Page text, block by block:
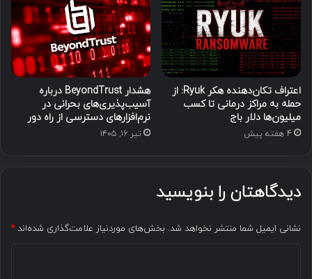
اعتراف تکان‌دهنده هکر Ryuk: از
حمله به مراکز درمانی تا کسب
میلیون‌ها دلار باج
4 هفته پیش
هشدار BeyondTrust درباره
آسیب‌پذیری‌های بحرانی در
نرم‌افزارهای دسترسی از راه دور
تیر ۱۶, ۱۴۰۵
دیدگاهتان را بنویسید
نشانی ایمیل شما منتشر نخواهد شد. بخش‌های موردنیاز علامت‌گذاری شده‌اند*